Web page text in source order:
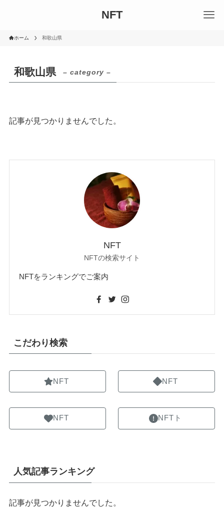
NFT
ホーム 和歌山県
和歌山県 – category –
記事が見つかりませんでした。
NFT
NFTの検索サイト
NFTをランキングでご案内
こだわり検索
NFT
NFT
NFT
NFTト
人気記事ランキング
記事が見つかりませんでした。